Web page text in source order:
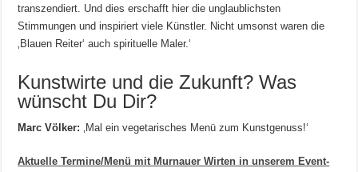
transzendiert. Und dies erschafft hier die unglaublichsten
Stimmungen und inspiriert viele Künstler. Nicht umsonst waren die
‚Blauen Reiter‘ auch spirituelle Maler.‘
Kunstwirte und die Zukunft? Was
wünscht Du Dir?
Marc Völker: ‚Mal ein vegetarisches Menü zum Kunstgenuss!‘
Aktuelle Termine/Menü mit Murnauer Wirten in unserem Event-